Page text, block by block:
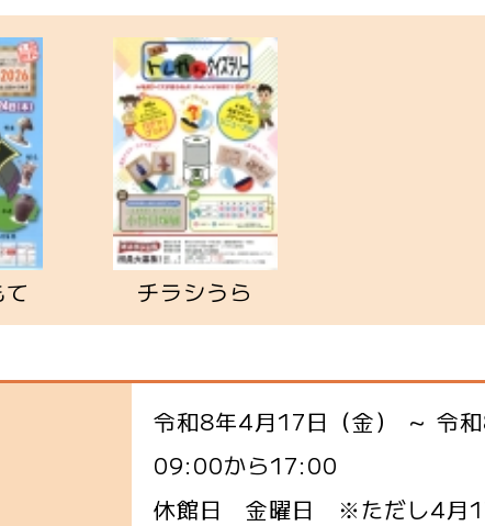
チラシうら
令和8年4月17日（金） ～ 令
09:00から17:00
休館日 金曜日 ※ただし4月